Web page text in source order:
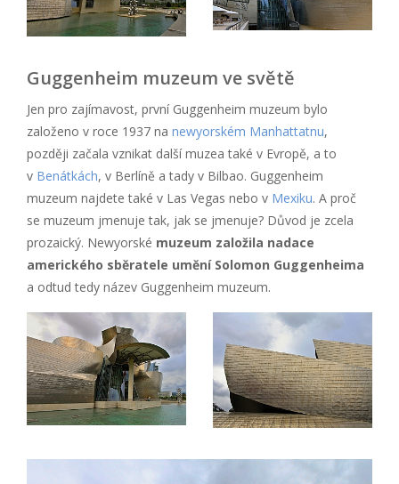
Guggenheim muzeum ve světě
Jen pro zajímavost, první Guggenheim muzeum bylo
založeno v roce 1937 na newyorském Manhattatnu,
později začala vznikat další muzea také v Evropě, a to
v Benátkách, v Berlíně a tady v Bilbao. Guggenheim
muzeum najdete také v Las Vegas nebo v Mexiku. A proč
se muzeum jmenuje tak, jak se jmenuje? Důvod je zcela
prozaický. Newyorské muzeum založila nadace
amerického sběratele umění Solomon Guggenheima
a odtud tedy název Guggenheim muzeum.